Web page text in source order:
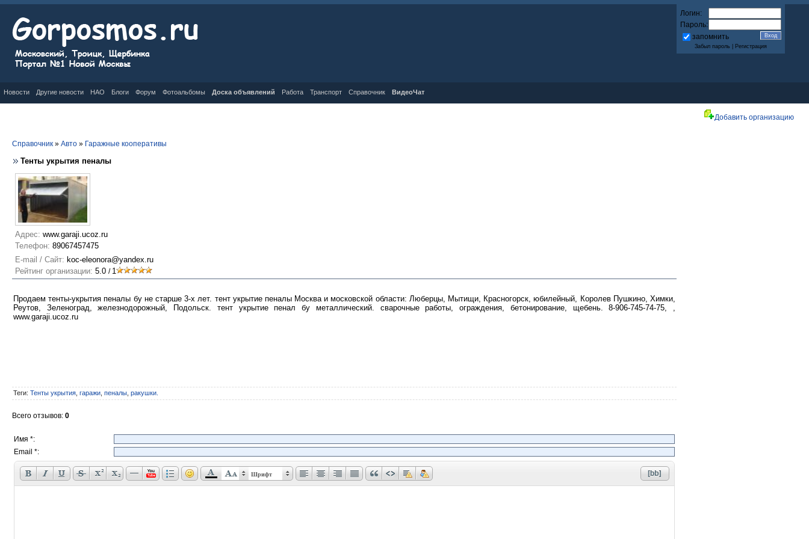
Логин:
Пароль:
запомнить
Забыл пароль Регистрация
Новости Другие новости НАО Блоги Форум Фотоальбомы Доска объявлений Работа Транспорт Справочник ВидеоЧат
Справочник » Авто » Гаражные кооперативы
Тенты укрытия пеналы
Адрес: www.garaji.ucoz.ru
Телефон: 89067457475
E-mail / Сайт: koc-eleonora@yandex.ru
Рейтинг организации: 5.0 / 1
Продаем тенты-укрытия пеналы бу не старше 3-х лет. тент укрытие пеналы Москва и московской области: Люберцы, Мытищи, Красногорск, юбилейный, Королев Пушкино, Химки,
Реутов, Зеленоград, железнодорожный, Подольск. тент укрытие пенал бу металлический. сварочные работы, ограждения, бетонирование, щебень. 8-906-745-74-75, ,
www.garaji.ucoz.ru
Теги: Тенты укрытия гаражи пеналы ракушки.
Всего отзывов: 0
Имя *:
Email *:
Шрифт
Добавить организацию